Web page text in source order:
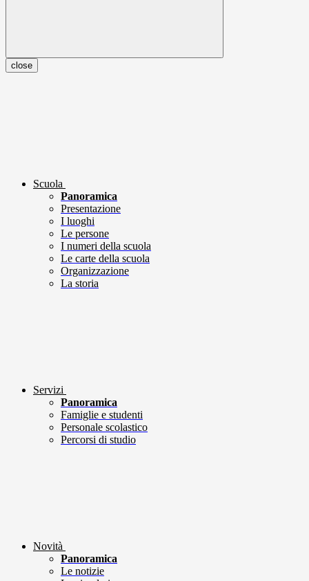
close
Scuola
Panoramica
Presentazione
I luoghi
Le persone
I numeri della scuola
Le carte della scuola
Organizzazione
La storia
Servizi
Panoramica
Famiglie e studenti
Personale scolastico
Percorsi di studio
Novità
Panoramica
Le notizie